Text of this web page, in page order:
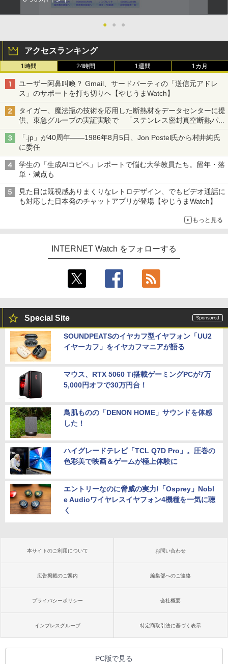
● ● ●
アクセスランキング
1時間 24時間 1週間 1カ月
ユーザー阿鼻叫喚？ Gmail、サードパーティの「送信元アドレ
ス」のサポートを打ち切りへ【やじうまWatch】
タイガー、魔法瓶の技術を応用した断熱材をデータセンターに提
供、東急グループの実証実験で 「ステンレス密封真空断熱パネ
ル TIVIP」
「.jp」が40周年――1986年8月5日、Jon Postel氏から村井純氏
に委任
学生の「生成AIコピペ」レポートで悩む大学教員たち。留年・落
単・減点も
見た目は既視感ありまくりなレトロデザイン、でもビデオ通話に
も対応した日本発のチャットアプリが登場【やじうまWatch】
もっと見る
INTERNET Watch をフォローする
Special Site
SOUNDPEATSのイヤカフ型イヤフォン「UU2
イヤーカフ」をイヤカフマニアが語る
マウス、RTX 5060 Ti搭載ゲーミングPCが7万
5,000円オフで30万円台！
鳥肌ものの「DENON HOME」サウンドを体感
した！
ハイグレードテレビ「TCL Q7D Pro」。圧巻の
色彩美で映画＆ゲームが極上体験に
エントリーなのに脅威の実力!「Osprey」Nobl
e Audioワイヤレスイヤフォン4機種を一気に聴
く
本サイトのご利用について お問い合わせ
広告掲載のご案内 編集部へのご連絡
プライバシーポリシー 会社概要
インプレスグループ 特定商取引法に基づく表示
PC版で見る